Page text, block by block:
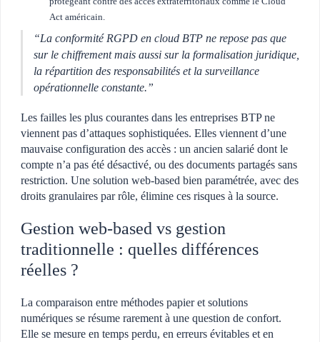
Act américain.
“La conformité RGPD en cloud BTP ne repose pas que
sur le chiffrement mais aussi sur la formalisation juridique,
la répartition des responsabilités et la surveillance
opérationnelle constante.”
Les failles les plus courantes dans les entreprises BTP ne
viennent pas d’attaques sophistiquées. Elles viennent d’une
mauvaise configuration des accès : un ancien salarié dont le
compte n’a pas été désactivé, ou des documents partagés sans
restriction. Une solution web-based bien paramétrée, avec des
droits granulaires par rôle, élimine ces risques à la source.
Gestion web-based vs gestion
traditionnelle : quelles différences
réelles ?
La comparaison entre méthodes papier et solutions
numériques se résume rarement à une question de confort.
Elle se mesure en temps perdu, en erreurs évitables et en